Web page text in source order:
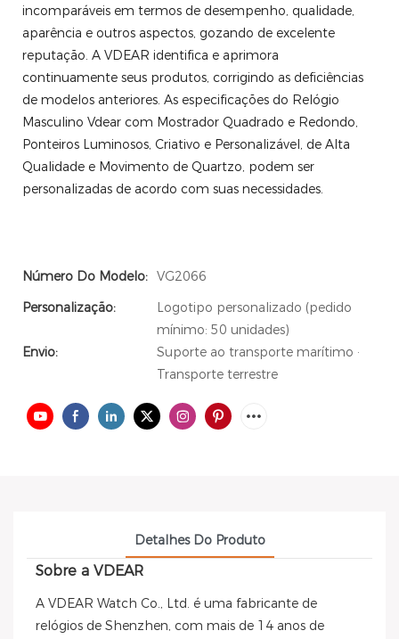
incomparáveis ​​em termos de desempenho, qualidade,
aparência e outros aspectos, gozando de excelente
reputação. A VDEAR identifica e aprimora
continuamente seus produtos, corrigindo as deficiências
de modelos anteriores. As especificações do Relógio
Masculino Vdear com Mostrador Quadrado e Redondo,
Ponteiros Luminosos, Criativo e Personalizável, de Alta
Qualidade e Movimento de Quartzo, podem ser
personalizadas de acordo com suas necessidades.
Número Do Modelo: VG2066
Personalização:
Logotipo personalizado (pedido
mínimo: 50 unidades)
Envio:
Suporte ao transporte marítimo ·
Transporte terrestre
Detalhes Do Produto
Sobre a VDEAR
A VDEAR Watch Co., Ltd. é uma fabricante de
relógios de Shenzhen, com mais de 14 anos de